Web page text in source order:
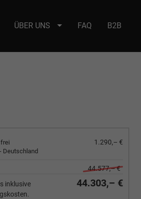
to address or value: selector2-aee-
ÜBER UNS FAQ B2B
Deutschland
1.290,– €
44.577,– €
inklusive
44.303,– €